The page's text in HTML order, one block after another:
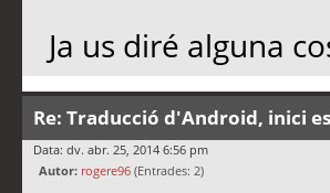
Ja us diré alguna
Re: Traducció d'Android, inici
Data: dv. abr. 25, 2014 6:56 pm
Autor: rogere96 (Entrades: 2)